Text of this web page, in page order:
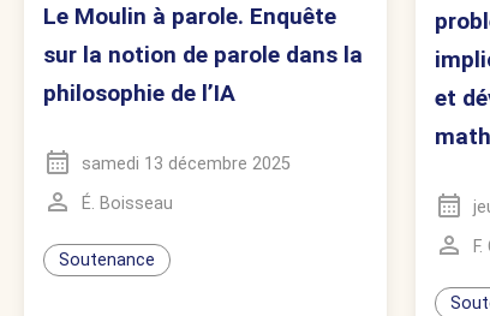
Le Moulin à parole. Enquête
sur la notion de parole dans la
philosophie de l’IA
samedi 13 décembre 2025
É. Boisseau
Soutenance
et